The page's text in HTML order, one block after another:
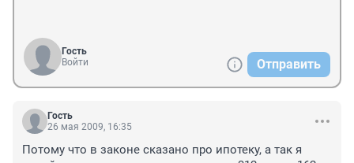
Гость
Войти
Отправить
Гость
26 мая 2009, 16:35
Потому что в законе сказано про ипотеку, а так я